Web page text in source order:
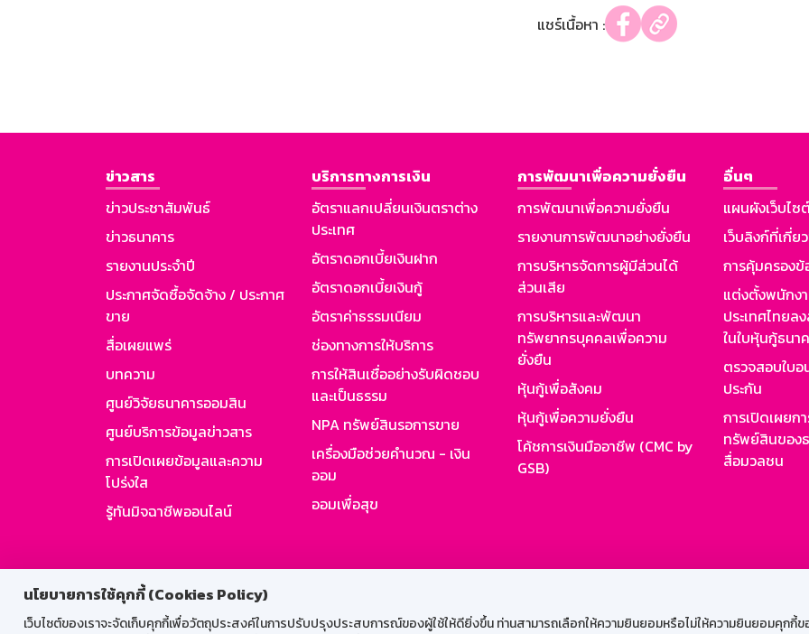
นโยบายการใช้คุกกี้ (Cookies Policy)
เว็บไซต์ของเราจะจัดเก็บคุกกี้เพื่อวัตถุประสงค์ในการปรับปรุงประสบการณ์ของผู้ใช้ให้ดียิ่งขึ้น ท่านสามารถเลือกให้ความยินยอมหรือไม่ให้ความยินยอมคุกกี้ข
แชร์เนื้อหา :
ข่าวสาร
ข่าวประชาสัมพันธ์
ข่าวธนาคาร
รายงานประจำปี
ประกาศจัดซื้อจัดจ้าง / ประกาศ
ขาย
สื่อเผยแพร่
บทความ
ศูนย์วิจัยธนาคารออมสิน
ศูนย์บริการข้อมูลข่าวสาร
การเปิดเผยข้อมูลและความ
โปร่งใส
รู้ทันมิจฉาชีพออนไลน์
บริการทางการเงิน
อัตราแลกเปลี่ยนเงินตราต่าง
ประเทศ
อัตราดอกเบี้ยเงินฝาก
อัตราดอกเบี้ยเงินกู้
อัตราค่าธรรมเนียม
ช่องทางการให้บริการ
การให้สินเชื่ออย่างรับผิดชอบ
และเป็นธรรม
NPA ทรัพย์สินรอการขาย
เครื่องมือช่วยคำนวณ - เงิน
ออม
ออมเพื่อสุข
การพัฒนาเพื่อความยั่งยืน
การพัฒนาเพื่อความยั่งยืน
รายงานการพัฒนาอย่างยั่งยืน
การบริหารจัดการผู้มีส่วนได้
ส่วนเสีย
การบริหารและพัฒนา
ทรัพยากรบุคคลเพื่อความ
ยั่งยืน
หุ้นกู้เพื่อสังคม
หุ้นกู้เพื่อความยั่งยืน
โค้ชการเงินมืออาชีพ (CMC by
GSB)
อื่นๆ
แผนผังเว็บไซ
เว็บลิงก์ที่เกี่ย
การคุ้มครอง
แต่งตั้งพนักง
ประเทศไทยล
ในใบหุ้นกู้ธนา
ตรวจสอบใบ
ประกัน
การเปิดเผยก
ทรัพย์สินของ
สื่อมวลชน